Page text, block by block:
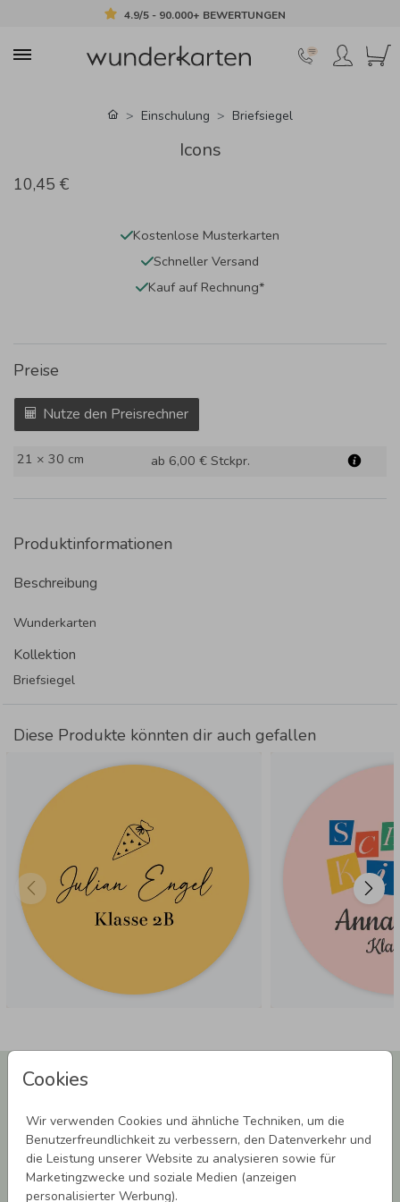
4.9/5 - 90.000+ BEWERTUNGEN
Cookies
Wir verwenden Cookies und ähnliche Techniken, um die
Benutzerfreundlichkeit zu verbessern, den Datenverkehr und
die Leistung unserer Website zu analysieren sowie für
Marketingzwecke und soziale Medien (anzeigen
personalisierter Werbung).
Einschulung Briefsiegel
Icons
10,45 €
Kostenlose Musterkarten
Schneller Versand
Kauf auf Rechnung*
Preise
Nutze den Preisrechner
21 × 30 cm ab 6,00 € Stckpr.
Produktinformationen
Beschreibung
Wunderkarten
Kollektion
Briefsiegel
Diese Produkte könnten dir auch gefallen
Newsletter abonnieren und 5,00 € Rabatt**
sichern!
Melde Dich zu unserem Newsletter an und bleibe auf dem
Laufenden.